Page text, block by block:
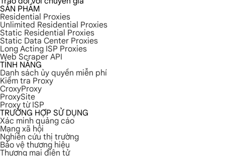
SẢN PHẨM
Residential Proxies
Unlimited Residential Proxies
Static Residential Proxies
Static Data Center Proxies
Long Acting ISP Proxies
Web Scraper API
TÍNH NĂNG
Danh sách ủy quyền miễn phí
Kiểm tra Proxy
CroxyProxy
ProxySite
Proxy từ ISP
TRƯỜNG HỢP SỬ DỤNG
Xác minh quảng cáo
Mạng xã hội
Nghiên cứu thị trường
Bảo vệ thương hiệu
Thương mại điện tử